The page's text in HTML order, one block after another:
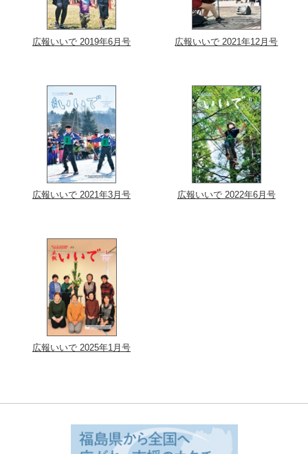
広報いいで 2019年6月号 広報いいで 2021年12月号
広報いいで 2021年3月号 広報いいで 2022年6月号
広報いいで 2025年1月号